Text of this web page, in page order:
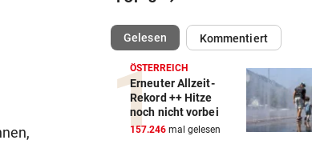
Tollpatschiger Räuber muss
sieben Jahre absitzen
NACH SEUCHENJAHREN vor
Anif will in Salzburger Liga
voll angreifen
Gelesen(ausgewählt)Kommentiert
ÖSTERREICH
Erneuter Allzeit-
Rekord ++ Hitze
noch nicht vorbei
157.246 mal gelesen